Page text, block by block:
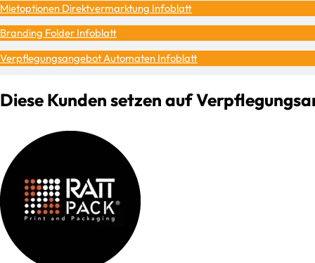
Mietoptionen Direktvermarktung Infoblatt
Branding Folder Infoblatt
Verpflegungsangebot Automaten Infoblatt
Diese Kunden setzen auf